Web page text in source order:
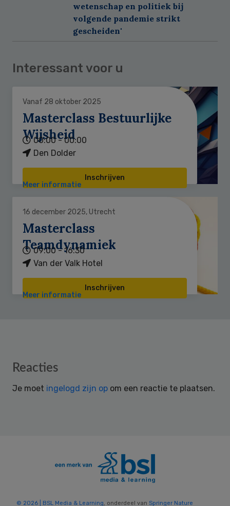
wetenschap en politiek bij
volgende pandemie strikt
gescheiden'
Interessant voor u
Vanaf 28 oktober 2025
Masterclass Bestuurlijke
Wijsheid
00:00 - 00:00
Den Dolder
Inschrijven
Meer informatie
16 december 2025, Utrecht
Masterclass
Teamdynamiek
09:00 - 16:30
Van der Valk Hotel
Inschrijven
Meer informatie
Reader
Reacties
Je moet ingelogd zijn op om een reactie te plaatsen.
© 2026 | BSL Media & Learning, onderdeel van Springer Nature